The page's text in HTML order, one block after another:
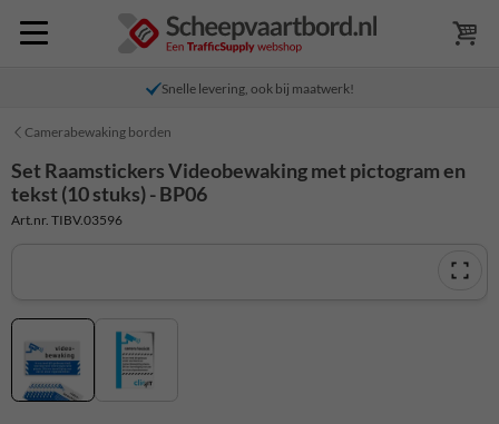
Snelle levering, ook bij maatwerk!
Camerabewaking borden
Set Raamstickers Videobewaking met pictogram en
tekst (10 stuks) - BP06
Art.nr. TIBV.03596